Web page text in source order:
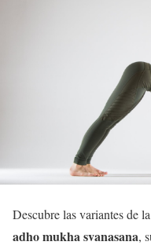
Descubre las variantes de la
adho mukha svanasana,